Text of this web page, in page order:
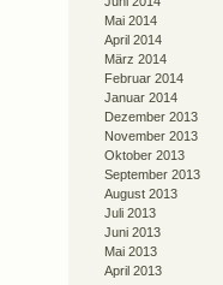
Mai 2014
April 2014
März 2014
Februar 2014
Januar 2014
Dezember 2013
November 2013
Oktober 2013
September 2013
August 2013
Juli 2013
Juni 2013
Mai 2013
April 2013